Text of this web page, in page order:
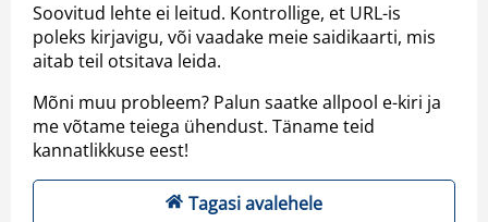
Soovitud lehte ei leitud. Kontrollige, et URL-is
poleks kirjavigu, või vaadake meie saidikaarti, mis
aitab teil otsitava leida.
Mõni muu probleem? Palun saatke allpool e-kiri ja
me võtame teiega ühendust. Täname teid
kannatlikkuse eest!
Tagasi avalehele